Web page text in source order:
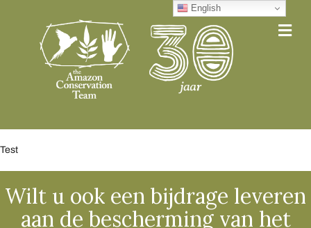
Test
Wilt u ook een bijdrage leveren
aan de bescherming van het
English